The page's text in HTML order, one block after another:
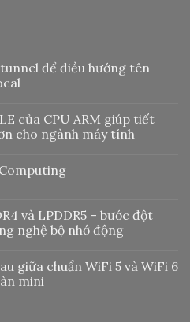
để điều hướng tên
của CPU ARM giúp tiết
cho ngành máy tính
và LPDDR5 – bước đột
nghệ bộ nhớ động
giữa chuẩn WiFi 5 và WiFi 6
mini